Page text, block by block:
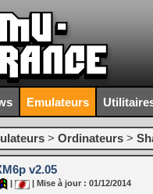
Emulateurs
> Ordinateurs >
v2.05
| Mise à jour : 01/12/2014